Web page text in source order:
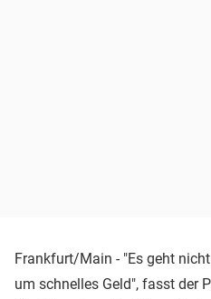
Frankfurt/Main - "Es geht
um schnelles Geld", fasst der